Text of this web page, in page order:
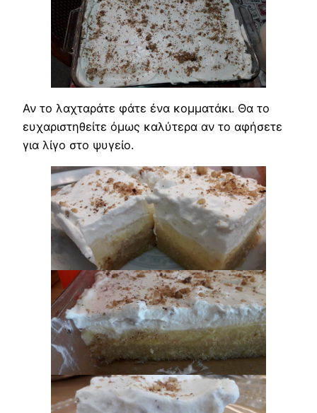
Αν το λαχταράτε φάτε ένα κομματάκι. Θα το
ευχαριστηθείτε όμως καλύτερα αν το αφήσετε
για λίγο στο ψυγείο.